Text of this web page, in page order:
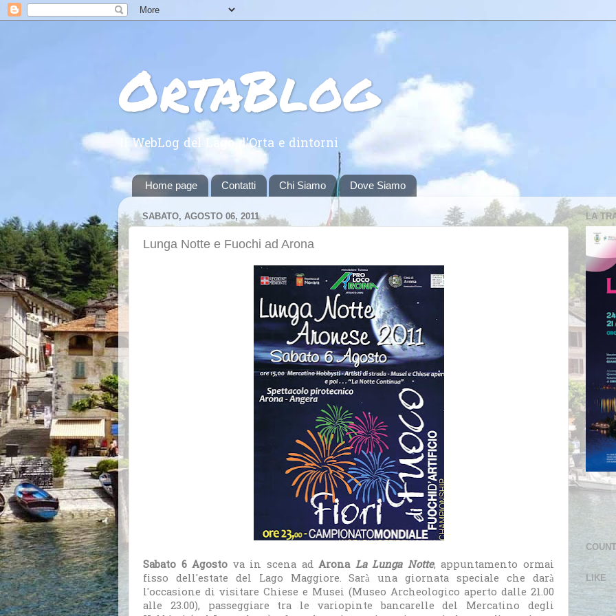
OrtaBlog
Il WebLog del Lago d'Orta e dintorni
Home page Contatti Chi Siamo Dove Siamo
SABATO, AGOSTO 06, 2011
Lunga Notte e Fuochi ad Arona
Sabato 6 Agosto va in scena adArona La Lunga Notte, appuntamento ormai
fisso dell'estate del Lago Maggiore. Sarà una giornata speciale che darà
l'occasione di visitare Chiese e Musei (Museo Archeologico aperto dalle 21.00
alle 23.00), passeggiare tra le variopinte bancarelle del Mercatino degli
LA
LIKE